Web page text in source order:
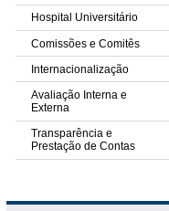
Hospital Universitário
Comissões e Comitês
Internacionalização
Avaliação Interna e
Externa
Transparência e
Prestação de Contas